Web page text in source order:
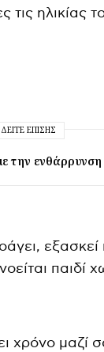
ηλικίας
ΔΕΊΤΕ ΕΠΊΣΗΣ
την
παιδί
χρόνο μαζί